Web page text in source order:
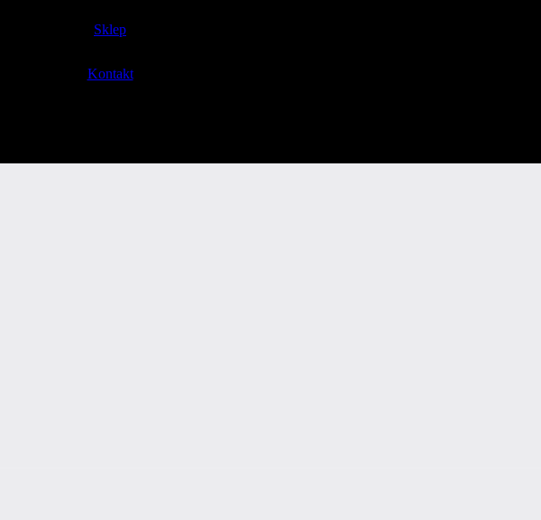
Sklep
Kontakt